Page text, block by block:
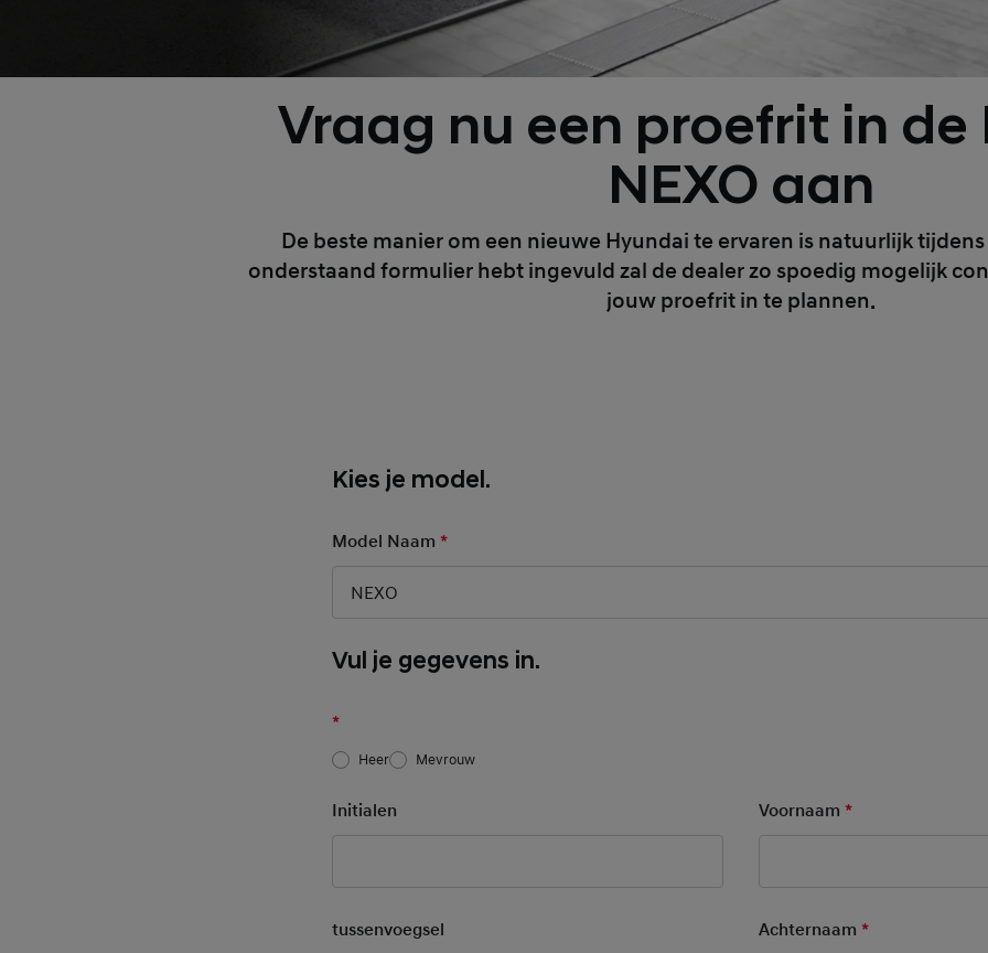
Vraag nu een proefrit in de
NEXO aan
De beste manier om een nieuwe Hyundai te ervaren is natuurlijk
onderstaand formulier hebt ingevuld zal de dealer zo spoedig mogelijk
jouw proefrit in te plannen.
Kies je model.
Model Naam*
NEXO
Vul je gegevens in.
*
Heer Mevrouw
Initialen Voornaam*
tussenvoegsel Achternaam*